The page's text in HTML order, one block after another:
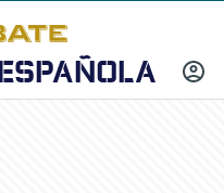
INICIAR